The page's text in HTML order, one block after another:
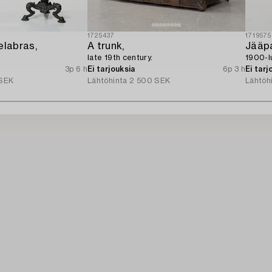
3p 6 h
1725437
A trunk,
late 19th century.
Ei tarjouksia
6p 3 h
Lähtöhinta 2 500 SEK
1719575
1900-
Ei